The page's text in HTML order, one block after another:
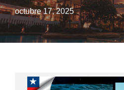
octubre 17, 2025